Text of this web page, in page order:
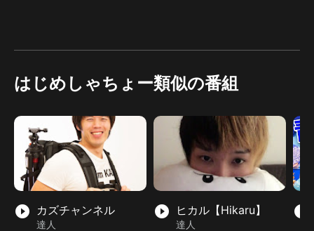
はじめしゃちょー類似の番組
play_circle_filled カズチャンネル
達人
play_circle_filled ヒカル【Hikaru】
達人
play_circle_filled